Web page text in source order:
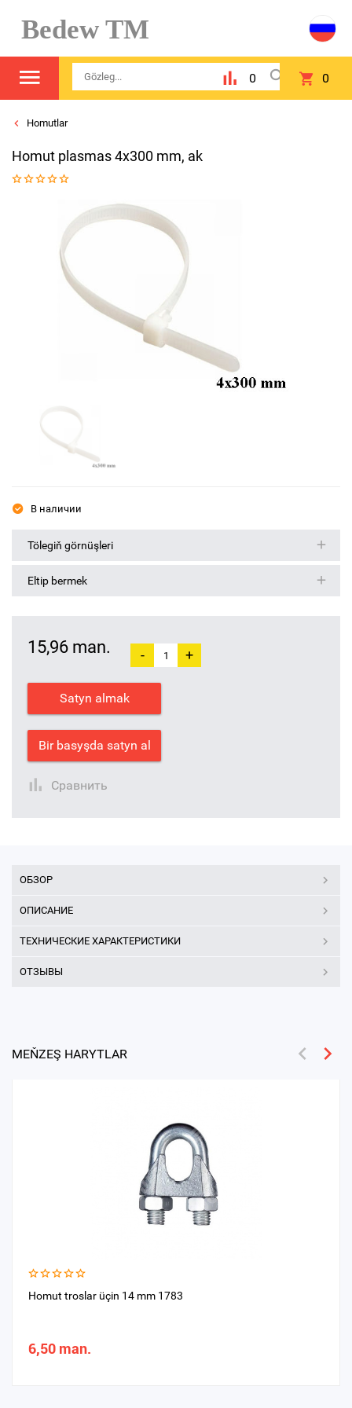
Bedew TM
0 0
Homutlar
Homut plasmas 4x300 mm, ak
В наличии
Tölegiň görnüşleri
Eltip bermek
15,96 man. - +
Satyn almak
Bir basyşda satyn al
Сравнить
ОБЗОР
ОПИСАНИЕ
ТЕХНИЧЕСКИЕ ХАРАКТЕРИСТИКИ
ОТЗЫВЫ
MEŇZEŞ HARYTLAR
Homut troslar üçin 14 mm 1783
6,50 man.